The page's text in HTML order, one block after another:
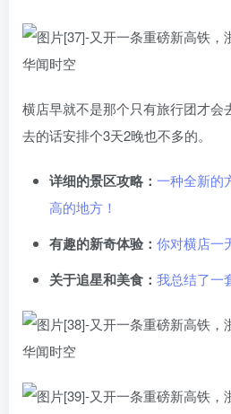
横店早就不是那个只有旅行团才会
去的话安排个3天2晚也不多的。
详细的景区攻略： 一种全新的
高的地方！
有趣的新奇体验： 你对横店一
关于追星和美食： 我总结了一